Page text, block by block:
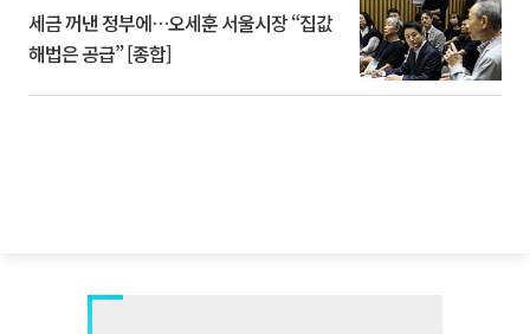
세금 꺼낸 정부에…오세훈 서울시장 “집값
해법은 공급” [종합]